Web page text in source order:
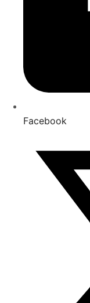
Facebook